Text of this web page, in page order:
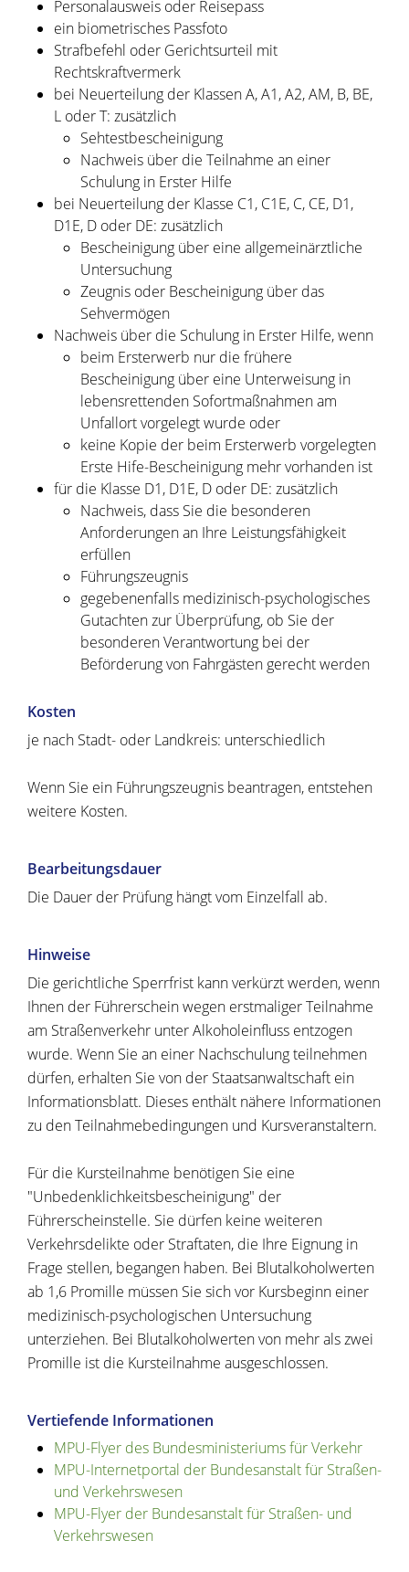
Personalausweis oder Reisepass
ein biometrisches Passfoto
Strafbefehl oder Gerichtsurteil mit
Rechtskraftvermerk
bei Neuerteilung der Klassen A, A1, A2, AM, B, BE,
L oder T: zusätzlich
Sehtestbescheinigung
Nachweis über die Teilnahme an einer
Schulung in Erster Hilfe
bei Neuerteilung der Klasse C1, C1E, C, CE, D1,
D1E, D oder DE: zusätzlich
Bescheinigung über eine allgemeinärztliche
Untersuchung
Zeugnis oder Bescheinigung über das
Sehvermögen
Nachweis über die Schulung in Erster Hilfe, wenn
beim Ersterwerb nur die frühere
Bescheinigung über eine Unterweisung in
lebensrettenden Sofortmaßnahmen am
Unfallort vorgelegt wurde oder
keine Kopie der beim Ersterwerb vorgelegten
Erste Hife-Bescheinigung mehr vorhanden ist
für die Klasse D1, D1E, D oder DE: zusätzlich
Nachweis, dass Sie die besonderen
Anforderungen an Ihre Leistungsfähigkeit
erfüllen
Führungszeugnis
gegebenenfalls medizinisch-psychologisches
Gutachten zur Überprüfung, ob Sie der
besonderen Verantwortung bei der
Beförderung von Fahrgästen gerecht werden
Kosten
je nach Stadt- oder Landkreis: unterschiedlich
Wenn Sie ein Führungszeugnis beantragen, entstehen
weitere Kosten.
Bearbeitungsdauer
Die Dauer der Prüfung hängt vom Einzelfall ab.
Hinweise
Die gerichtliche Sperrfrist kann verkürzt werden, wenn
Ihnen der Führerschein wegen erstmaliger Teilnahme
am Straßenverkehr unter Alkoholeinfluss entzogen
wurde. Wenn Sie an einer Nachschulung teilnehmen
dürfen, erhalten Sie von der Staatsanwaltschaft ein
Informationsblatt. Dieses enthält nähere Informationen
zu den Teilnahmebedingungen und Kursveranstaltern.
Für die Kursteilnahme benötigen Sie eine
"Unbedenklichkeitsbescheinigung" der
Führerscheinstelle. Sie dürfen keine weiteren
Verkehrsdelikte oder Straftaten, die Ihre Eignung in
Frage stellen, begangen haben. Bei Blutalkoholwerten
ab 1,6 Promille müssen Sie sich vor Kursbeginn einer
medizinisch-psychologischen Untersuchung
unterziehen. Bei Blutalkoholwerten von mehr als zwei
Promille ist die Kursteilnahme ausgeschlossen.
Vertiefende Informationen
MPU-Flyer des Bundesministeriums für Verkehr
MPU-Internetportal der Bundesanstalt für Straßen-
und Verkehrswesen
MPU-Flyer der Bundesanstalt für Straßen- und
Verkehrswesen